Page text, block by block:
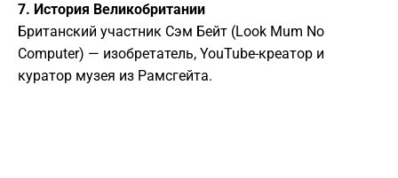
7. История Великобритании
Британский участник Сэм Бейт (Look Mum No
Computer) — изобретатель, YouTube-креатор и
куратор музея из Рамсгейта.